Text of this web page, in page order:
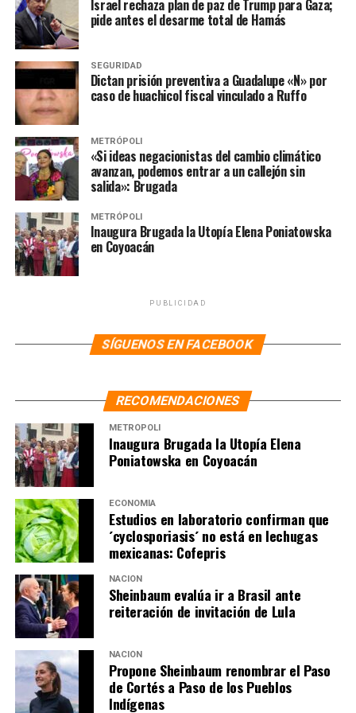
regresan en obras de infraestructura cono beneficio
social, programas de Bienestar, educación, salud y
vivienda. Por eso mismo, sostuvo que la corrupción se
quedó en el pasado y hoy en el gobierno están personas
que buscan erradicar cualquier forma de este flagelo.
LA HOGUERA
MÉXICO
SIGUIENTE
“Con la elección de jueces y ministros, México será
quizá el país más democrático del mundo”: Sheinbaum
NO TE PIERDAS
FCN inicia consulta del nombre para eventual partido
político nacional
Israel rechaza plan de paz de Trump para Gaza;
pide antes el desarme total de Hamás
SEGURIDAD
Dictan prisión preventiva a Guadalupe «N» por
caso de huachicol fiscal vinculado a Ruffo
METRÓPOLI
«Si ideas negacionistas del cambio climático
avanzan, podemos entrar a un callejón sin
salida»: Brugada
METRÓPOLI
Inaugura Brugada la Utopía Elena Poniatowska
en Coyoacán
PUBLICIDAD
SÍGUENOS EN FACEBOOK
RECOMENDACIONES
METRÓPOLI
Inaugura Brugada la Utopía Elena
Poniatowska en Coyoacán
ECONOMÍA
Estudios en laboratorio confirman que
´cyclosporiasis´ no está en lechugas
mexicanas: Cofepris
NACIÓN
Sheinbaum evalúa ir a Brasil ante
reiteración de invitación de Lula
NACIÓN
Propone Sheinbaum renombrar el Paso
de Cortés a Paso de los Pueblos
Indígenas